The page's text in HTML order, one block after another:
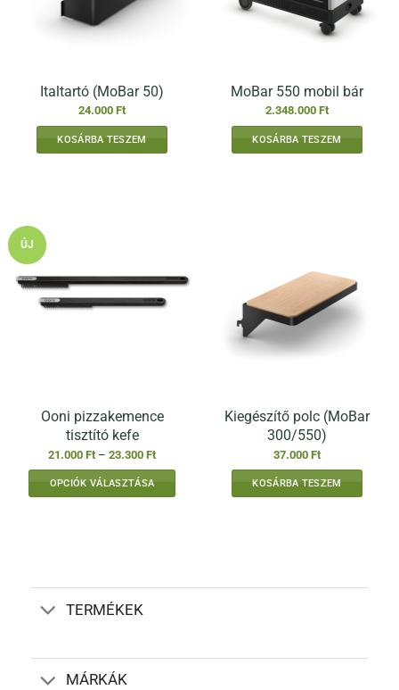
Italtartó (MoBar 50)
24.000 Ft
KOSÁRBA TESZEM
MoBar 550 mobil bár
2.348.000 Ft
KOSÁRBA TESZEM
ÚJ
Ooni pizzakemence
tisztító kefe
21.000 Ft – 23.300 FtÁrtartomány:
OPCIÓK VÁLASZTÁSA
van.
A
a
termékoldalon
Kiegészítő polc (MoBar
300/550)
37.000 Ft
KOSÁRBA TESZEM
TERMÉKEK
MÁRKÁK